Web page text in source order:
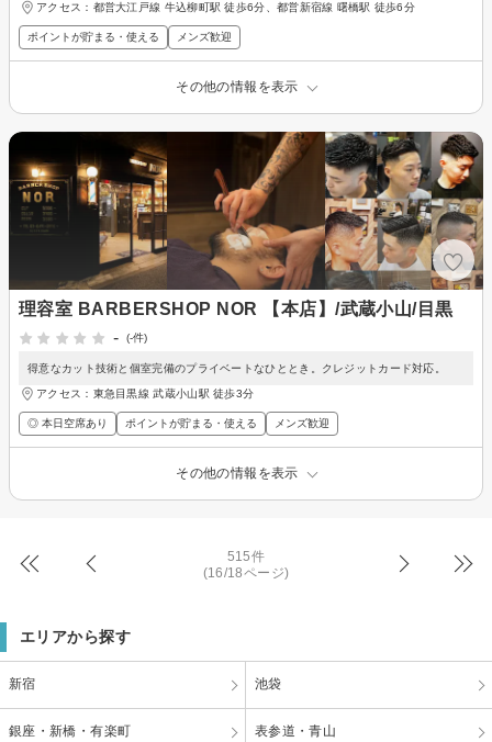
アクセス：都営大江戸線 牛込柳町駅 徒歩6分、都営新宿線 曙橋駅 徒歩6分
ポイントが貯まる・使える メンズ歓迎
その他の情報を表示
理容室 BARBERSHOP NOR 【本店】/武蔵小山/目黒
-
(-件)
得意なカット技術と個室完備のプライベートなひととき。クレジットカード対応。
アクセス：東急目黒線 武蔵小山駅 徒歩3分
◎ 本日空席あり ポイントが貯まる・使える メンズ歓迎
その他の情報を表示
515件
(16/18ページ)
エリアから探す
新宿 池袋
銀座・新橋・有楽町 表参道・青山